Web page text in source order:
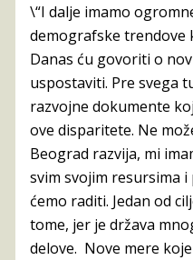
\“I dalje imamo
demografske trendove
Danas ću govoriti o
uspostaviti. Pre svega
razvojne dokumente
ove disparitete. Ne
Beograd razvija, mi
svim svojim resursima
ćemo raditi. Jedan od
tome, jer je država
delove. Nove mere